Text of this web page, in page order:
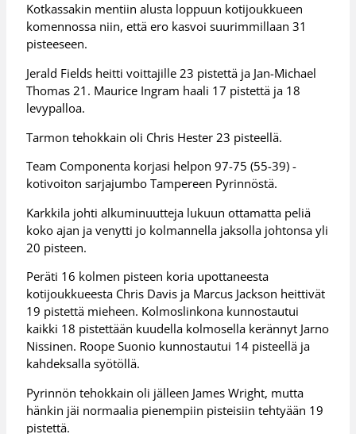
Kotkassakin mentiin alusta loppuun kotijoukkueen
komennossa niin, että ero kasvoi suurimmillaan 31
pisteeseen.
Jerald Fields heitti voittajille 23 pistettä ja Jan-Michael
Thomas 21. Maurice Ingram haali 17 pistettä ja 18
levypalloa.
Tarmon tehokkain oli Chris Hester 23 pisteellä.
Team Componenta korjasi helpon 97-75 (55-39) -
kotivoiton sarjajumbo Tampereen Pyrinnöstä.
Karkkila johti alkuminuutteja lukuun ottamatta peliä
koko ajan ja venytti jo kolmannella jaksolla johtonsa yli
20 pisteen.
Peräti 16 kolmen pisteen koria upottaneesta
kotijoukkueesta Chris Davis ja Marcus Jackson heittivät
19 pistettä mieheen. Kolmoslinkona kunnostautui
kaikki 18 pistettään kuudella kolmosella kerännyt Jarno
Nissinen. Roope Suonio kunnostautui 14 pisteellä ja
kahdeksalla syötöllä.
Pyrinnön tehokkain oli jälleen James Wright, mutta
hänkin jäi normaalia pienempiin pisteisiin tehtyään 19
pistettä.